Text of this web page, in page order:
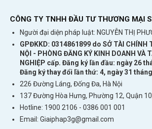
Cho Thuê Cục Phát Wifi Đi
Cho Thuê Cục Phát Wifi Đi
Cho Thuê Cục Phát Wifi Đi Bermuda
Thông tin gói thuê cục
Suriname
Quý khách sẽ nhận được
phát wifi Sahaha R10; pin kèm
sử dụng trên máy; cáp sạc
CÔNG TY TNHH ĐẦU TƯ THƯƠNG MẠI
Người đại diện pháp luật: NGUYỄN THỊ
GPĐKKD: 0314861899 do SỞ TÀI CHÍNH
NỘI - PHÒNG ĐĂNG KÝ KINH DOANH VÀ
NGHIỆP cấp. Đăng ký lần đầu: ngày 26
Đăng ký thay đổi lần thứ: 4, ngày 31
226 Đường Láng, Đống Đa, Hà Nội
137 Đường Hòa Hưng, Phường 12, Quận
Hotline: 1900 2106 - 0386 001 001
Email: Giaiphap3g@gmail.com